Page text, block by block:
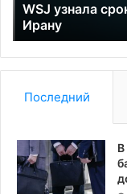
WSJ узнала
Ирану
Последний